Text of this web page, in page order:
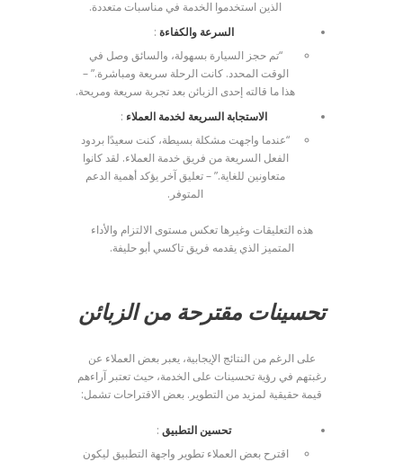
الذين استخدموا الخدمة في مناسبات متعددة.
السرعة والكفاءة :
“تم حجز السيارة بسهولة، والسائق وصل في
الوقت المحدد. كانت الرحلة سريعة ومباشرة.” –
هذا ما قالته إحدى الزبائن بعد تجربة سريعة ومريحة.
الاستجابة السريعة لخدمة العملاء :
“عندما واجهت مشكلة بسيطة، كنت سعيدًا بردود
الفعل السريعة من فريق خدمة العملاء. لقد كانوا
متعاونين للغاية.” – تعليق آخر يؤكد أهمية الدعم
المتوفر.
هذه التعليقات وغيرها تعكس مستوى الالتزام والأداء
المتميز الذي يقدمه فريق تاكسي أبو حليفة.
تحسينات مقترحة من الزبائن
على الرغم من النتائج الإيجابية، يعبر بعض العملاء عن
رغبتهم في رؤية تحسينات على الخدمة، حيث تعتبر آراءهم
قيمة حقيقية لمزيد من التطوير. بعض الاقتراحات تشمل:
تحسين التطبيق :
اقترح بعض العملاء تطوير واجهة التطبيق ليكون